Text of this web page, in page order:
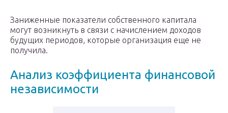
Заниженные показатели собственного капитала
могут возникнуть в связи с начислением доходов
будущих периодов, которые организация еще не
получила.
Анализ коэффициента финансовой
независимости